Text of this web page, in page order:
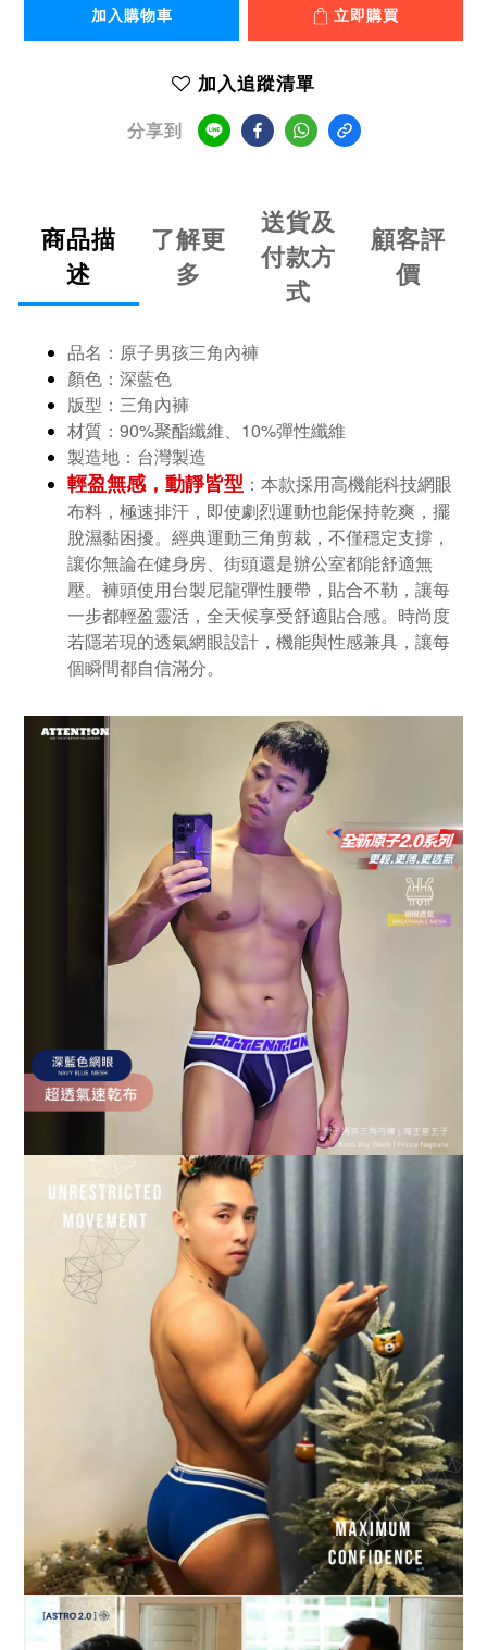
加入購物車 立即購買
加入追蹤清單
分享到
商品描
述
了解更
多
送貨及
付款方
式
顧客評
價
品名：原子男孩三角內褲
顏色：深藍色
版型：三角內褲
材質： 90%聚酯纖維 10%彈性纖維
製造地：台灣製造
輕盈無感，動靜皆型 ：本款採用高機能科技網眼
布料，極速排汗，即使劇烈運動也能保持乾爽，擺
脫濕黏困擾。經典運動三角剪裁，不僅穩定支撐，
讓你無論在健身房、街頭還是辦公室都能舒適無
壓。褲頭使用台製尼龍彈性腰帶，貼合不勒，讓每
一步都輕盈靈活，全天候享受舒適貼合感。時尚度
若隱若現的透氣網眼設計，機能與性感兼具，讓每
個瞬間都自信滿分。